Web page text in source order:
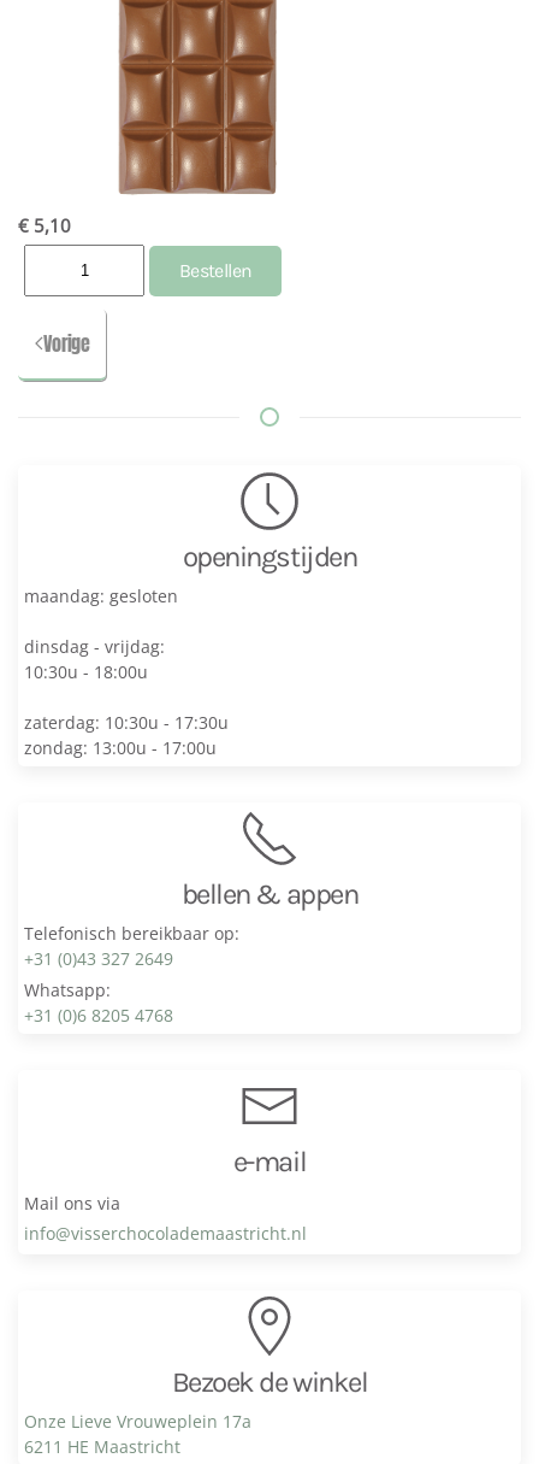
€ 5,10
Vorige
openingstijden
maandag: gesloten
dinsdag - vrijdag:
10:30u - 18:00u
zaterdag: 10:30u - 17:30u
zondag: 13:00u - 17:00u
bellen & appen
Telefonisch bereikbaar op:
+31 (0)43 327 2649
Whatsapp:
+31 (0)6 8205 4768
e-mail
Mail ons via
info@visser­chocolade­maastricht.nl
Bezoek de winkel
Onze Lieve Vrouweplein 17a
6211 HE Maastricht